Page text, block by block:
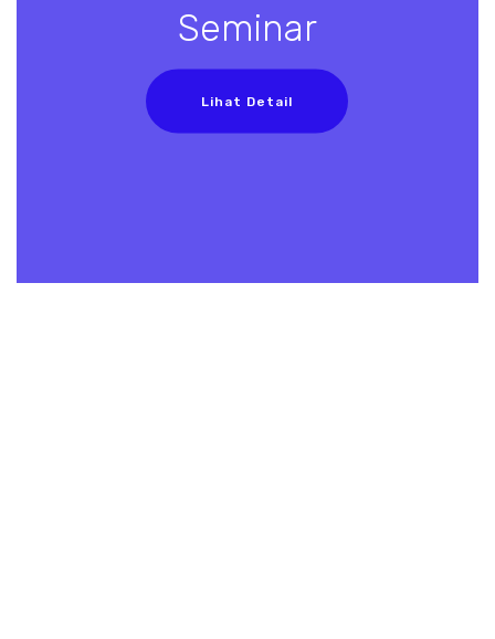
Seminar
Lihat Detail